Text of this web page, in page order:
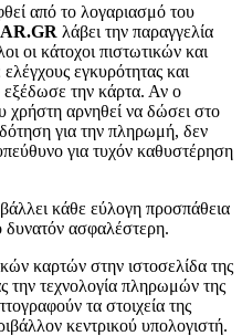
από το λογαριασμό του
λάβει την παραγγελία
οι κάτοχοι πιστωτικών και
εγκυρότητας και
την κάρτα. Αν ο
χρήστη αρνηθεί να δώσει στο
για την πληρωμή, δεν
για τυχόν καθυστέρηση
κάθε εύλογη προσπάθεια
δυνατόν ασφαλέστερη.
καρτών στην ιστοσελίδα της
την τεχνολογία πληρωμών της
τα στοιχεία της
κεντρικού υπολογιστή.